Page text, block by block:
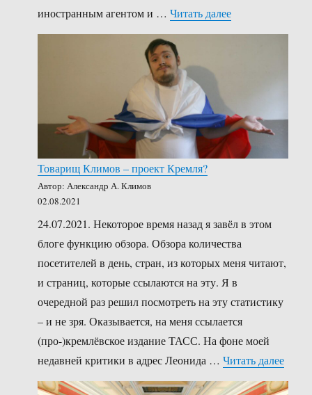
иностранным агентом и …Читать далее««Навальный
Товарищ Климов – проект Кремля?
Автор: Александр А. Климов
02.08.2021
24.07.2021. Некоторое время назад я завёл в этом
блоге функцию обзора. Обзора количества
посетителей в день, стран, из которых меня читают,
и страниц, которые ссылаются на эту. Я в
очередной раз решил посмотреть на эту статистику
– и не зря. Оказывается, на меня ссылается
(про-)кремлёвское издание ТАСС. На фоне моей
недавней критики в адрес Леонида …Читать далее